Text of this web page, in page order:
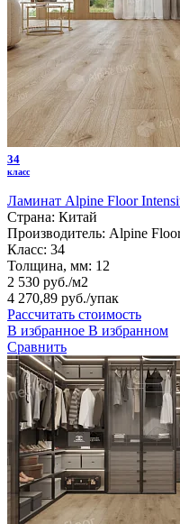
34
класс
Ламинат Alpine Floor
Страна: Китай
Производитель: Alpine
Класс: 34
Толщина, мм: 12
2 530 руб./м2
4 270,89 руб./упак
Рассчитать стоимость
В избранное В избранном
Сравнить